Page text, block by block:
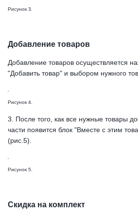
Рисунок 3.
Добавление товаров
Добавление товаров осуществляется
"Добавить товар" и выбором нужного
Рисунок 4.
3. После того, как все нужные товары
части появится блок "Вместе с этим
(рис.5).
Рисунок 5.
Скидка на комплект